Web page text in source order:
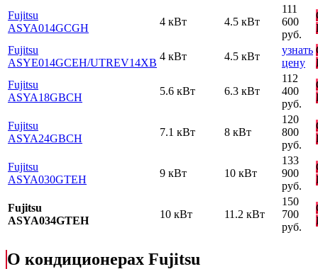
Fujitsu
ASYA014GCGH
4 кВт 4.5 кВт
111
600
руб.
Fujitsu
ASYE014GСEH/UTREV14XB
4 кВт 4.5 кВт
узнать
цену
Fujitsu
ASYA18GВCH
5.6 кВт 6.3 кВт
112
400
руб.
Fujitsu
ASYA24GВCH
7.1 кВт 8 кВт
120
800
руб.
Fujitsu
ASYA030GТЕH
9 кВт 10 кВт
133
900
руб.
Fujitsu
ASYA034GТЕH
10 кВт 11.2 кВт
150
700
руб.
О кондиционерах Fujitsu